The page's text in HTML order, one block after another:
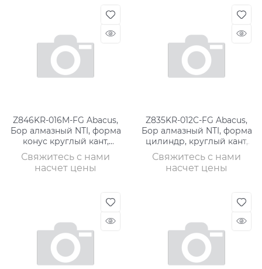
Z846KR-016M-FG Abacus,
Бор алмазный NTI, форма
конус круглый кант,
Свяжитесь с нами
насчет цены
Z835KR-012C-FG Abacus,
Бор алмазный NTI, форма
цилиндр, круглый кант,
Свяжитесь с нами
насчет цены